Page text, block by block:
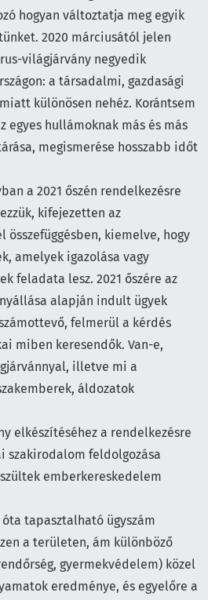
hogyan változtatja meg egyik
2020 márciusától jelen
világjárvány negyedik
a társadalmi, gazdasági
különösen nehéz. Korántsem
egyes hullámoknak más és más
megismerése hosszabb időt
a 2021 őszén rendelkezésre
kifejezetten az
kiemelve, hogy
amelyek igazolása vagy
feladata lesz. 2021 őszére az
alapján indult ügyek
felmerül a kérdés
miben keresendők. Van-e,
illetve mi a
áldozatok
elkészítéséhez a rendelkezésre
szakirodalom feldolgozása
emberkereskedelem
óta tapasztalható ügyszám
a területen, ám különböző
gyermekvédelem) közel
eredménye, és egyelőre a